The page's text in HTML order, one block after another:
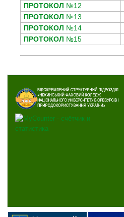
ПРОТОКОЛ №12
ПРОТОКОЛ №13
ПРОТОКОЛ №14
ПРОТОКОЛ №15